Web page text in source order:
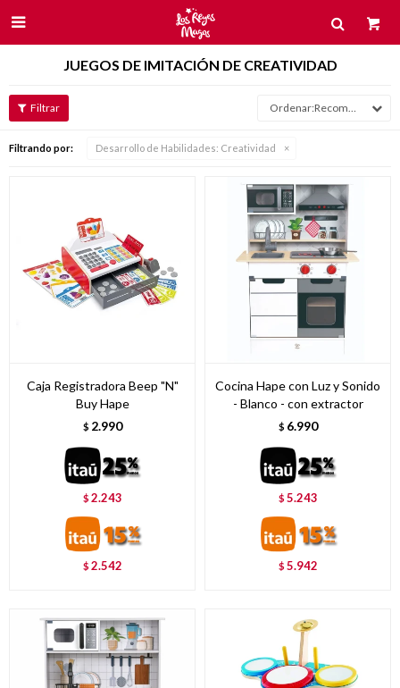

JUEGOS DE IMITACIÓN DE CREATIVIDAD
Recomendados
Filtrando por: Desarrollo de Habilidades: Creatividad
Caja Registradora Beep "N"
Buy Hape
$ 2.990
$2.243
$2.542
Cocina Hape con Luz y Sonido
- Blanco - con extractor
$ 6.990
$5.243
$5.942